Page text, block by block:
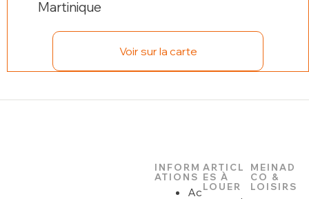
Martinique
Voir sur la carte
INFORM
ATIONS
Ac
ARTICL
ES À
LOUER
MEINAD
CO &
LOISIRS